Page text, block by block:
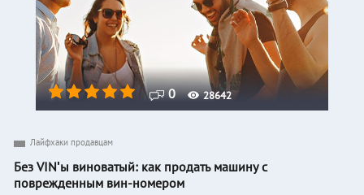
0 28642
Лайфхаки продавцам
Без VINʹы виноватый: как продать машину с
поврежденным вин-номером